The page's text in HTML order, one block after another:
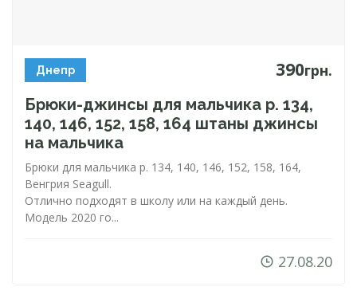
Днепр 390грн.
Брюки-джинсы для мальчика р. 134,
140, 146, 152, 158, 164 штаны джинсы
на мальчика
Брюки для мальчика р. 134, 140, 146, 152, 158, 164,
Венгрия Seagull.
Отлично подходят в школу или на каждый день.
Модель 2020 го...
27.08.20